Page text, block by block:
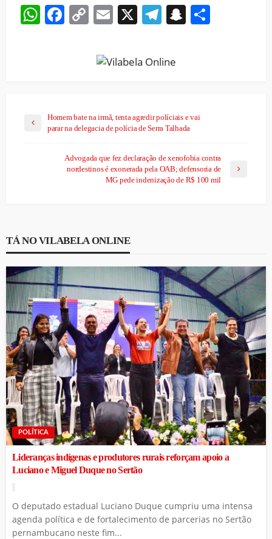
WhatsApp
Facebook
CopyEmail
X Telegram
Snapchat
Homem bate na irmã, tenta agredir políciais e vai
parar na delegacia de polícia de Serra Talhada
Advogada que fez declaração de xenofobia contra
nordestinos é exonerada pela OAB; defensoria de
MG pede indenização de R$ 100 mil
TÁ NO VILABELA ONLINE
POLÍTICA
Lideranças indígenas e produtores rurais reforçam apoio a
Luciano e Miguel Duque no Sertão
O deputado estadual Luciano Duque cumpriu uma intensa
agenda política e de fortalecimento de parcerias no Sertão
pernambucano neste fim...